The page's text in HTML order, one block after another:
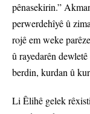
pênasekirin.”
perwerdehîyê û
rojê em weke
û rayedarên
berdin, kurdan û
Li Êlihê gelek